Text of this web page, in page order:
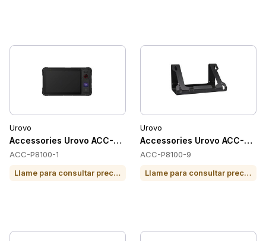
Urovo
Accessories Urovo ACC-P8100-1
ACC-P8100-1
Llame para consultar precio o para comprar
Urovo
Accessories Urovo ACC-
ACC-P8100-9
Llame para consultar precio o para comprar